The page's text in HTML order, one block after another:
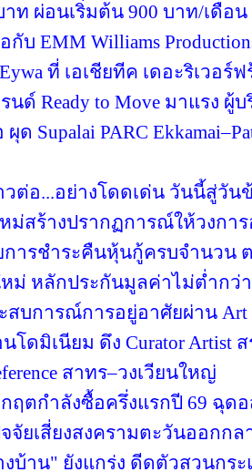
าท ผ่อนเริ่มต้น 900 บาท/เดือน
กับ EMM Williams
Eywa ที่ เอเชียทีค เดอะริเวอ
นด์ Ready to Move มาแรง
Supalai PARC
ต่อ...อย่างโดดเด่น วันนี้สู่วัน
หม่สร้างปรากฏการณ์ให้วงกา
ารชำระคืนหุ้นกู้ครบจำนวน
ม่ หลักประกันมูลค่าไม่ต่ำกว่า
สบการณ์การอยู่อาศัยผ่าน Art
ดมิเนียม ดึง Curator Artist
สาทร–วงเวียนใหญ่
กฤตกำลังซื้อครึ่งแรกปี 69 ฉุด
จัยเสี่ยงสงครามตะวันออกก
บ้าน" ยังแกร่ง ดีดตัวสวนกร